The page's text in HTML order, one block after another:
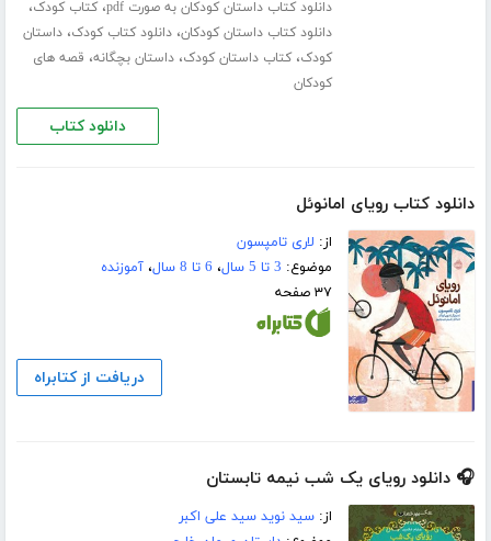
دانلود کتاب داستان کودکان به صورت pdf ،کتاب کودک،
دانلود کتاب داستان کودکان،دانلود کتاب کودک،داستان
کودک،کتاب داستان کودک،داستان بچگانه، قصه های
کودکان
دانلود کتاب
دانلود کتاب رویای امانوئل
از: لاری تامپسون
موضوع: 3 تا 5 سال ، 6 تا 8 سال ،آموزنده
۳۷ صفحه
دریافت از کتابراه
🎧 دانلود رویای یک شب نیمه تابستان
از:سید نوید سید علی اکبر